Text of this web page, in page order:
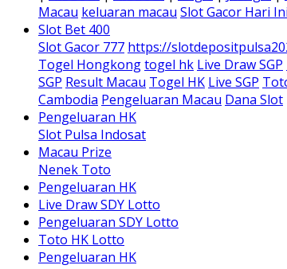
Macau keluaran macau Slot Gacor Hari Ini
Slot Bet 400
Slot Gacor 777 https://
Togel Hongkongtogel hk Live Draw SGP
SGP Result Macau Togel HK Live SGP
Cambodia Pengeluaran Macau Dana Slot
Pengeluaran HK
Slot Pulsa Indosat
Macau Prize
Nenek Toto
Pengeluaran HK
Live Draw SDY Lotto
Pengeluaran SDY Lotto
Toto HK Lotto
Pengeluaran HK